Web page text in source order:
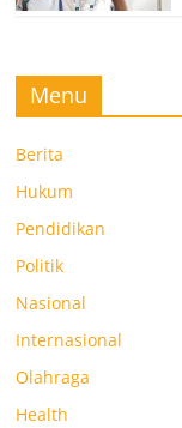
Menu
Berita
Hukum
Pendidikan
Politik
Nasional
Internasional
Olahraga
Health